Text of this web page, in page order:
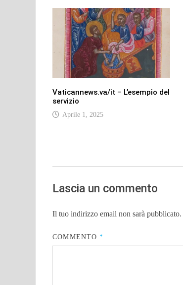
Vaticannews.va/it – L’esempio del
servizio
Aprile 1, 2025
Lascia un commento
Il tuo indirizzo email non sarà pubblicato.
COMMENTO *